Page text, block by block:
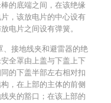
的底端之间，在该绝缘
，该放电片的中心设有
电片之间设有弹簧。
、接地线夹和避雷器的绝
全罩由上盖与下盖上下
的下盖半部左右相对扣
，在上部的主体的前侧
夹的豁口；在该上部的